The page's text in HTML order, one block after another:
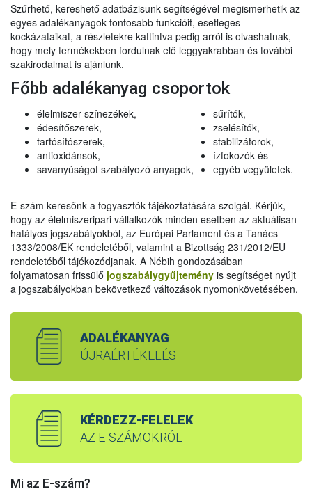
Szűrhető, kereshető adatbázisunk segítségével megismerhetik az
egyes adalékanyagok fontosabb funkcióit, esetleges
kockázataikat, a részletekre kattintva pedig arról is olvashatnak,
hogy mely termékekben fordulnak elő leggyakrabban és további
szakirodalmat is ajánlunk.
Főbb adalékanyag csoportok
élelmiszer-színezékek,
édesítőszerek,
tartósítószerek,
antioxidánsok,
savanyúságot szabályozó anyagok,
sűrítők,
zselésítők,
stabilizátorok,
ízfokozók és
egyéb vegyületek.
E-szám keresőnk a fogyasztók tájékoztatására szolgál. Kérjük,
hogy az élelmiszeripari vállalkozók minden esetben az aktuálisan
hatályos jogszabályokból, az Európai Parlament és a Tanács
1333/2008/EK rendeletéből, valamint a Bizottság 231/2012/EU
rendeletéből tájékozódjanak. A Nébih gondozásában
folyamatosan frissülő jogszabálygyűjtemény is segítséget nyújt
a jogszabályokban bekövetkező változások nyomonkövetésében.
ADALÉKANYAG
ÚJRAÉRTÉKELÉS
KÉRDEZZ-FELELEK
AZ E-SZÁMOKRÓL
Mi az E-szám?